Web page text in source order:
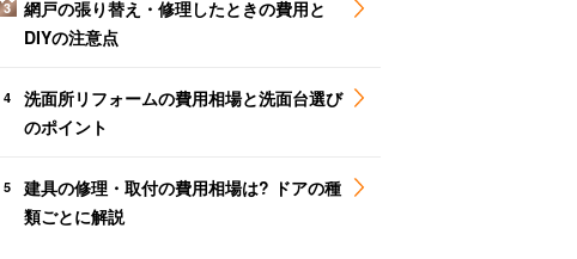
3
網戸の張り替え・修理したときの費用と
DIYの注意点
4
洗面所リフォームの費用相場と洗面台選び
のポイント
5
建具の修理・取付の費用相場は? ドアの種
類ごとに解説